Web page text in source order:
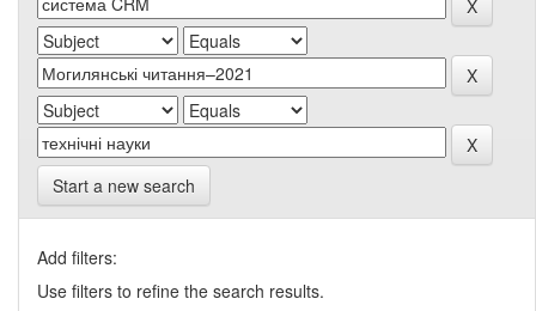
Start a new search
Add filters:
Use filters to refine the search results.